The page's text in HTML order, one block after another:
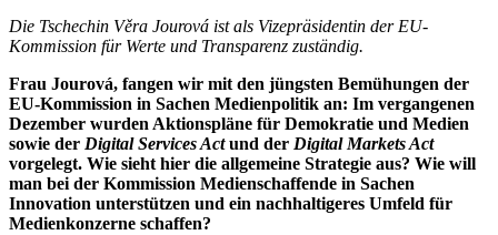
Die Tschechin Věra Jourová ist als Vizepräsidentin der EU-
Kommission für Werte und Transparenz zuständig.
Frau Jourová, fangen wir mit den jüngsten Bemühungen der
EU-Kommission in Sachen Medienpolitik an: Im vergangenen
Dezember wurden Aktionspläne für Demokratie und Medien
sowie der Digital Services Actund der Digital Markets Act
vorgelegt. Wie sieht hier die allgemeine Strategie aus? Wie will
man bei der Kommission Medienschaffende in Sachen
Innovation unterstützen und ein nachhaltigeres Umfeld für
Medienkonzerne schaffen?